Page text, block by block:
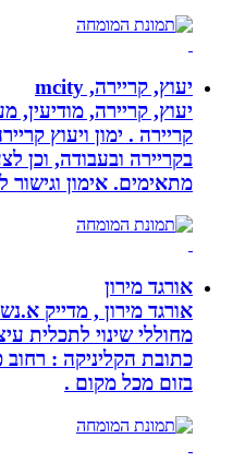
יעוץ, קריירה, mcity
יעוץ, קריירה, מודיעין,
קריירה . ימון ויעוץ קריירה
בקריירה ובעבודה, וכן
מתאימים. אימון וגישור
אורגד מירון
אורגד מירון , מדייק א.נשים
מחוללי שינוי לתכלית
בזום מכל מקום .